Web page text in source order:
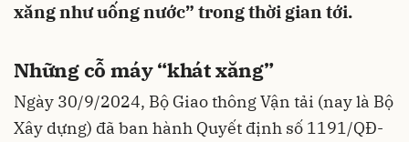
xăng như uống nước” trong thời gian tới.
Những cỗ máy “khát xăng”
Ngày 30/9/2024, Bộ Giao thông Vận tải (nay là Bộ
Xây dựng) đã ban hành Quyết định số 1191/QĐ-